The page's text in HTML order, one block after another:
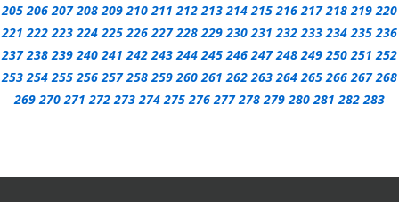
205 206 207 208 209 210 211 212 213 214 215 216 217 218 219 220
221 222 223 224 225 226 227 228 229 230 231 232 233 234 235 236
237 238 239 240 241 242 243 244 245 246 247 248 249 250 251 252
253 254 255 256 257 258 259 260 261 262 263 264 265 266 267 268
269 270 271 272 273 274 275 276 277 278 279 280 281 282 283